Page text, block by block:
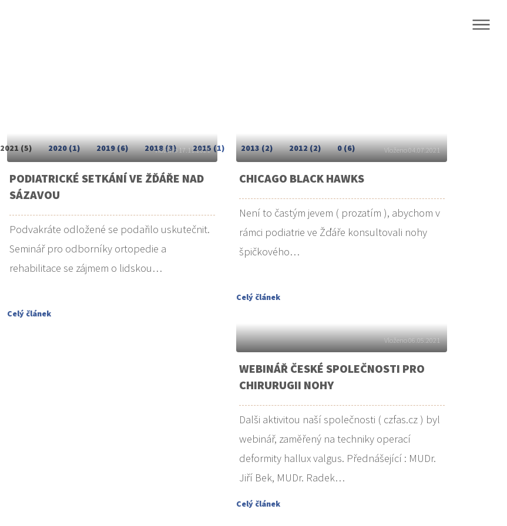
2021 (5) 2020 (1) 2019 (6) 2018 (3) 2015 (1) 2013 (2) 2012 (2) 0 (6)
Vloženo 17.11.2021
PODIATRICKÉ SETKÁNÍ VE ŽĎÁŘE NAD
SÁZAVOU
Podvakráte odložené se podařilo uskutečnit.
Seminář pro odborníky ortopedie a
rehabilitace se zájmem o lidskou…
Celý článek
Vloženo 04.07.2021
CHICAGO BLACK HAWKS
Není to častým jevem ( prozatím ), abychom v
rámci podiatrie ve Žďáře konsultovali nohy
špičkového…
Celý článek
Vloženo 06.05.2021
WEBINÁŘ ČESKÉ SPOLEČNOSTI PRO
CHIRURUGII NOHY
Dalši aktivitou naší společnosti ( czfas.cz ) byl
webinář, zaměřený na techniky operací
deformity hallux valgus. Přednášející : MUDr.
Jiří Bek, MUDr. Radek…
Celý článek